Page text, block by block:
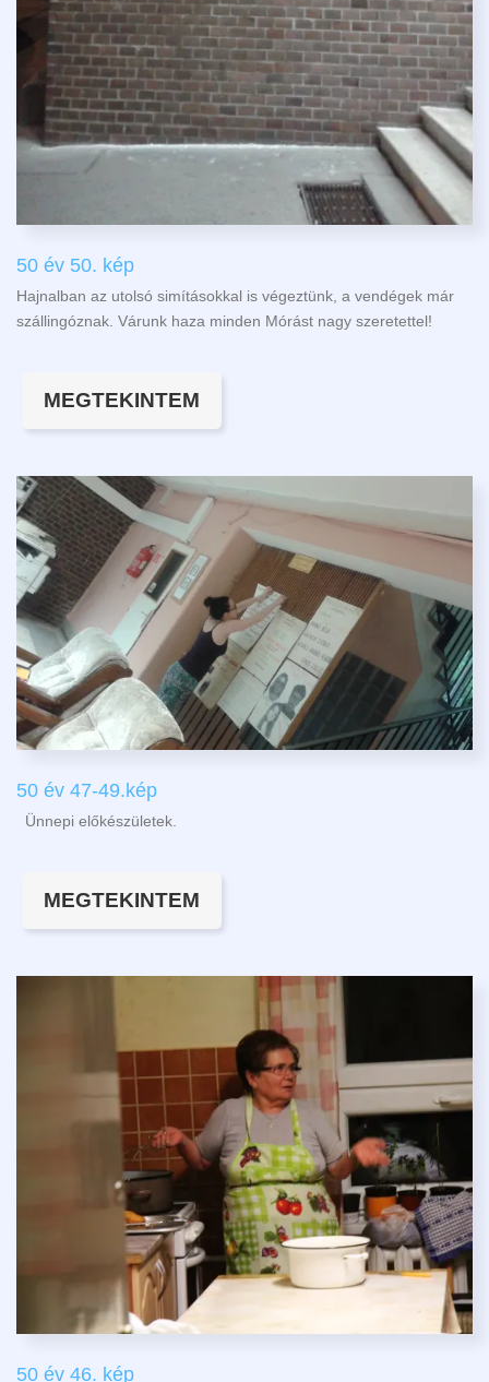
50 év 50. kép
Hajnalban az utolsó simításokkal is végeztünk, a vendégek már
szállingóznak. Várunk haza minden Mórást nagy szeretettel!
MEGTEKINTEM
50 év 47-49.kép
Ünnepi előkészületek.
MEGTEKINTEM
50 év 46. kép